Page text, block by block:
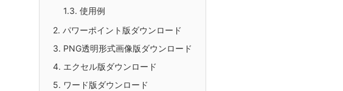
1.3. 使用例
2. パワーポイント版ダウンロード
3. PNG透明形式画像版ダウンロード
4. エクセル版ダウンロード
5. ワード版ダウンロード